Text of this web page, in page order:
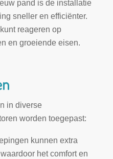
pand is de installatie
sneller en efficiënter.
reageren op
en groeiende eisen.
in diverse
worden toegepast:
kunnen extra
het comfort en